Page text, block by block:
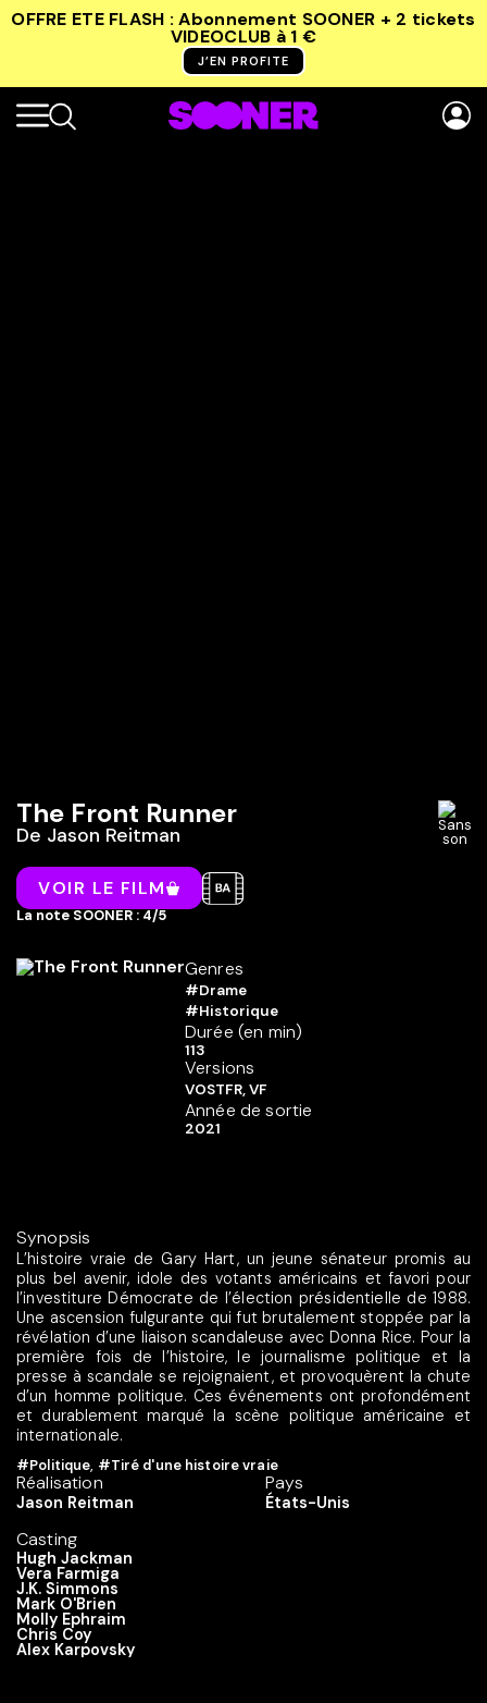
OFFRE ETE FLASH : Abonnement SOONER + 2 tickets
VIDEOCLUB à 1 €
J’EN PROFITE
The Front Runner
De Jason Reitman
VOIR LE FILM
La note SOONER : 4/5
Genres
#Drame
#Historique
Durée (en min)
113
Versions
VOSTFR, VF
Année de sortie
2021
Synopsis
L’histoire vraie de Gary Hart, un jeune sénateur promis au
plus bel avenir, idole des votants américains et favori pour
l’investiture Démocrate de l’élection présidentielle de 1988.
Une ascension fulgurante qui fut brutalement stoppée par la
révélation d’une liaison scandaleuse avec Donna Rice. Pour la
première fois de l’histoire, le journalisme politique et la
presse à scandale se rejoignaient, et provoquèrent la chute
d’un homme politique. Ces événements ont profondément
et durablement marqué la scène politique américaine et
internationale.
#Politique, #Tiré d'une histoire vraie
Réalisation
Jason Reitman
Casting
Hugh Jackman
Vera Farmiga
J.K. Simmons
Mark O'Brien
Molly Ephraim
Chris Coy
Alex Karpovsky
Pays
États-Unis